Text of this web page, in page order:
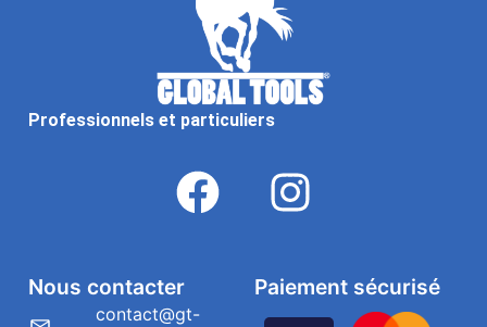
Professionnels et particuliers
Paiement sécurisé
Nous contacter
contact@gt-